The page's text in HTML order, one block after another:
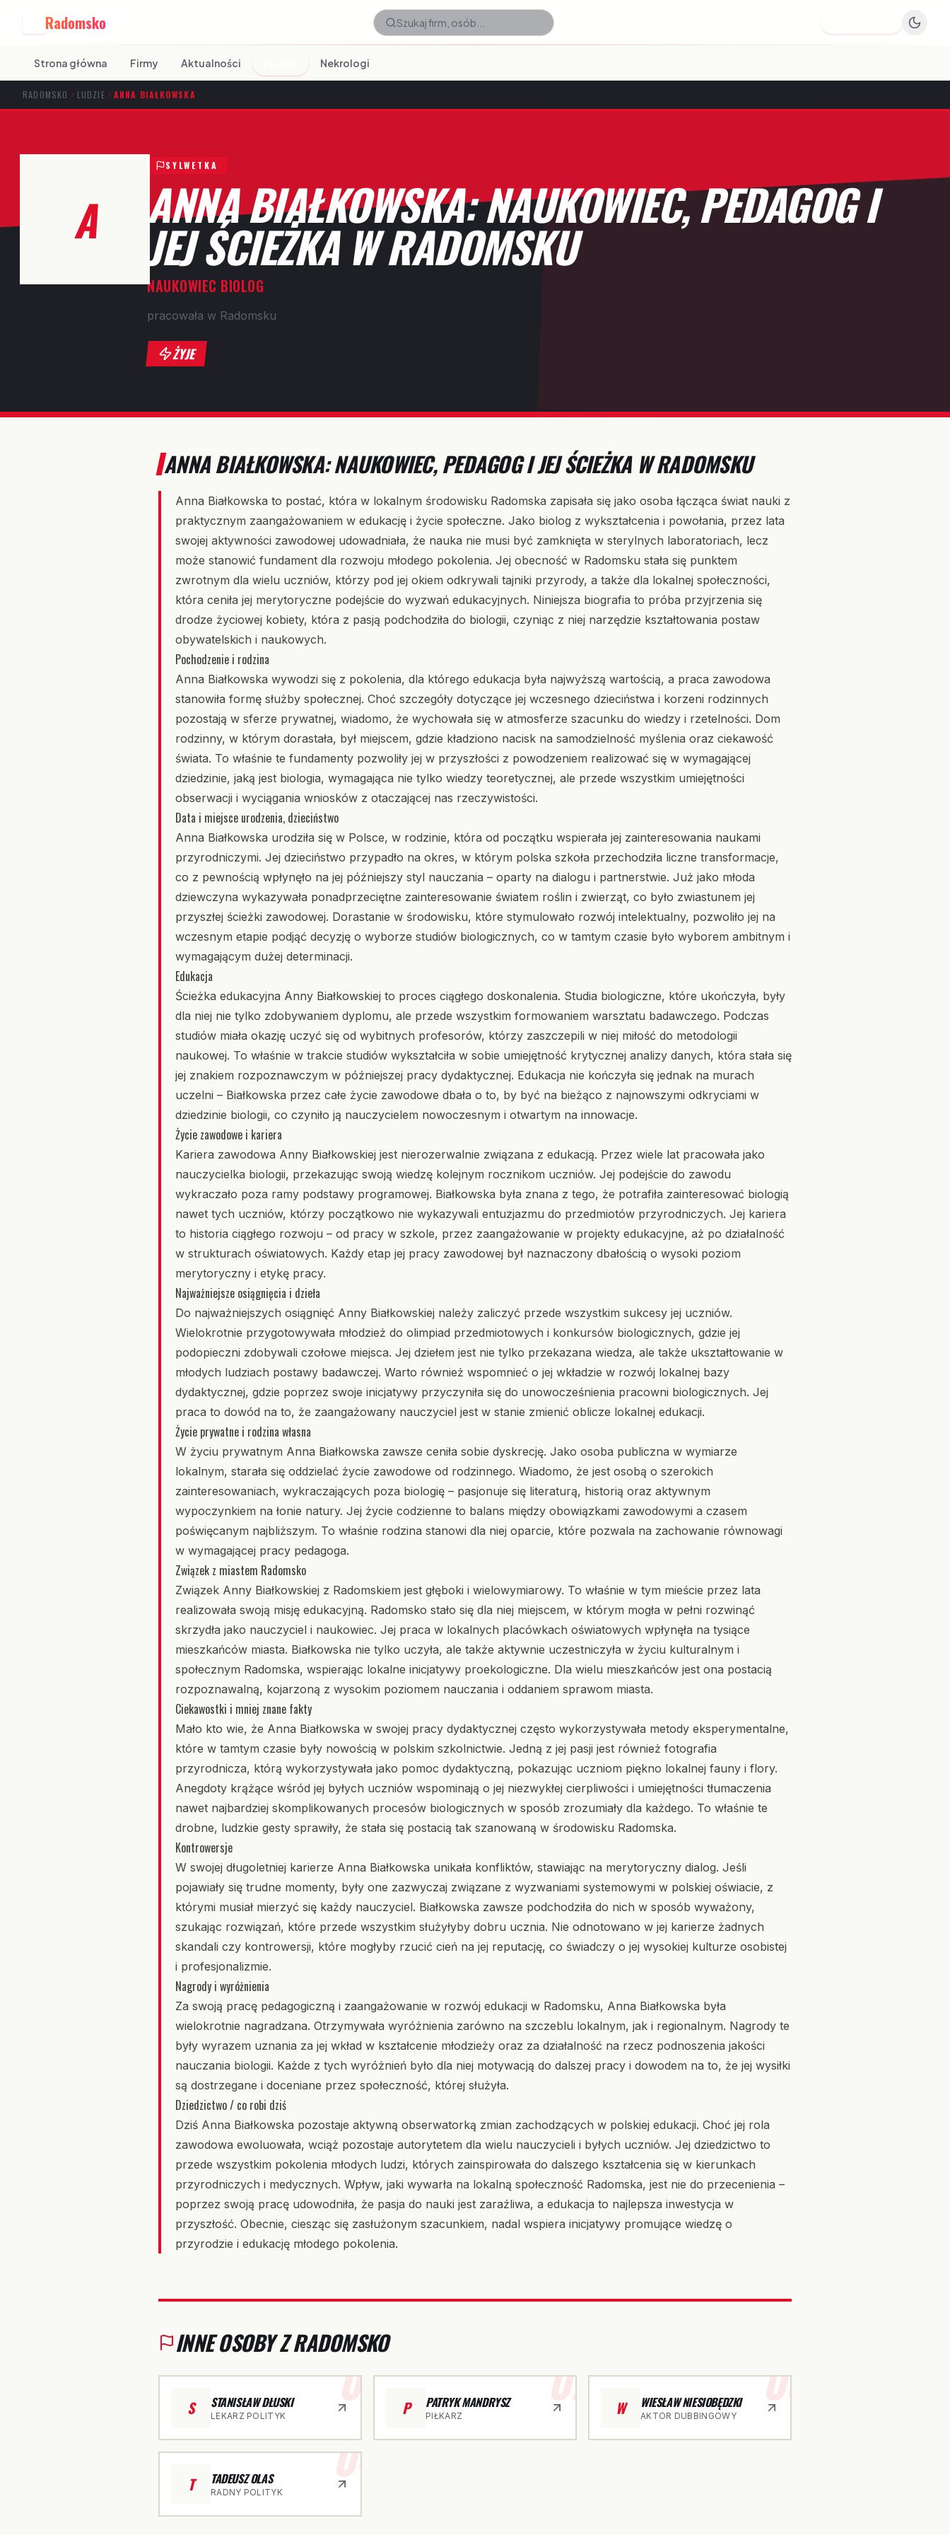
Radomsko
Strona główna Firmy Aktualności Nekrologi
RADOMSKO LUDZIE ANNA BIAŁKOWSKA
A
SYLWETKA
ANNA BIAŁKOWSKA: NAUKOWIEC, PEDAGOG I
JEJ ŚCIEŻKA W RADOMSKU
NAUKOWIEC BIOLOG
pracowała w Radomsku
ŻYJE
ANNA BIAŁKOWSKA: NAUKOWIEC, PEDAGOG I JEJ ŚCIEŻKA W RADOMSKU
Anna Białkowska to postać, która w lokalnym środowisku Radomska zapisała się jako osoba łącząca świat nauki z
praktycznym zaangażowaniem w edukację i życie społeczne. Jako biolog z wykształcenia i powołania, przez lata
swojej aktywności zawodowej udowadniała, że nauka nie musi być zamknięta w sterylnych laboratoriach, lecz
może stanowić fundament dla rozwoju młodego pokolenia. Jej obecność w Radomsku stała się punktem
zwrotnym dla wielu uczniów, którzy pod jej okiem odkrywali tajniki przyrody, a także dla lokalnej społeczności,
która ceniła jej merytoryczne podejście do wyzwań edukacyjnych. Niniejsza biografia to próba przyjrzenia się
drodze życiowej kobiety, która z pasją podchodziła do biologii, czyniąc z niej narzędzie kształtowania postaw
obywatelskich i naukowych.
Pochodzenie i rodzina
Anna Białkowska wywodzi się z pokolenia, dla którego edukacja była najwyższą wartością, a praca zawodowa
stanowiła formę służby społecznej. Choć szczegóły dotyczące jej wczesnego dzieciństwa i korzeni rodzinnych
pozostają w sferze prywatnej, wiadomo, że wychowała się w atmosferze szacunku do wiedzy i rzetelności. Dom
rodzinny, w którym dorastała, był miejscem, gdzie kładziono nacisk na samodzielność myślenia oraz ciekawość
świata. To właśnie te fundamenty pozwoliły jej w przyszłości z powodzeniem realizować się w wymagającej
dziedzinie, jaką jest biologia, wymagająca nie tylko wiedzy teoretycznej, ale przede wszystkim umiejętności
obserwacji i wyciągania wniosków z otaczającej nas rzeczywistości.
Data i miejsce urodzenia, dzieciństwo
Anna Białkowska urodziła się w Polsce, w rodzinie, która od początku wspierała jej zainteresowania naukami
przyrodniczymi. Jej dzieciństwo przypadło na okres, w którym polska szkoła przechodziła liczne transformacje,
co z pewnością wpłynęło na jej późniejszy styl nauczania – oparty na dialogu i partnerstwie. Już jako młoda
dziewczyna wykazywała ponadprzeciętne zainteresowanie światem roślin i zwierząt, co było zwiastunem jej
przyszłej ścieżki zawodowej. Dorastanie w środowisku, które stymulowało rozwój intelektualny, pozwoliło jej na
wczesnym etapie podjąć decyzję o wyborze studiów biologicznych, co w tamtym czasie było wyborem ambitnym i
wymagającym dużej determinacji.
Edukacja
Ścieżka edukacyjna Anny Białkowskiej to proces ciągłego doskonalenia. Studia biologiczne, które ukończyła, były
dla niej nie tylko zdobywaniem dyplomu, ale przede wszystkim formowaniem warsztatu badawczego. Podczas
studiów miała okazję uczyć się od wybitnych profesorów, którzy zaszczepili w niej miłość do metodologii
naukowej. To właśnie w trakcie studiów wykształciła w sobie umiejętność krytycznej analizy danych, która stała się
jej znakiem rozpoznawczym w późniejszej pracy dydaktycznej. Edukacja nie kończyła się jednak na murach
uczelni – Białkowska przez całe życie zawodowe dbała o to, by być na bieżąco z najnowszymi odkryciami w
dziedzinie biologii, co czyniło ją nauczycielem nowoczesnym i otwartym na innowacje.
Życie zawodowe i kariera
Kariera zawodowa Anny Białkowskiej jest nierozerwalnie związana z edukacją. Przez wiele lat pracowała jako
nauczycielka biologii, przekazując swoją wiedzę kolejnym rocznikom uczniów. Jej podejście do zawodu
wykraczało poza ramy podstawy programowej. Białkowska była znana z tego, że potrafiła zainteresować biologią
nawet tych uczniów, którzy początkowo nie wykazywali entuzjazmu do przedmiotów przyrodniczych. Jej kariera
to historia ciągłego rozwoju – od pracy w szkole, przez zaangażowanie w projekty edukacyjne, aż po działalność
w strukturach oświatowych. Każdy etap jej pracy zawodowej był naznaczony dbałością o wysoki poziom
merytoryczny i etykę pracy.
Najważniejsze osiągnięcia i dzieła
Do najważniejszych osiągnięć Anny Białkowskiej należy zaliczyć przede wszystkim sukcesy jej uczniów.
Wielokrotnie przygotowywała młodzież do olimpiad przedmiotowych i konkursów biologicznych, gdzie jej
podopieczni zdobywali czołowe miejsca. Jej dziełem jest nie tylko przekazana wiedza, ale także ukształtowanie w
młodych ludziach postawy badawczej. Warto również wspomnieć o jej wkładzie w rozwój lokalnej bazy
dydaktycznej, gdzie poprzez swoje inicjatywy przyczyniła się do unowocześnienia pracowni biologicznych. Jej
praca to dowód na to, że zaangażowany nauczyciel jest w stanie zmienić oblicze lokalnej edukacji.
Życie prywatne i rodzina własna
W życiu prywatnym Anna Białkowska zawsze ceniła sobie dyskrecję. Jako osoba publiczna w wymiarze
lokalnym, starała się oddzielać życie zawodowe od rodzinnego. Wiadomo, że jest osobą o szerokich
zainteresowaniach, wykraczających poza biologię – pasjonuje się literaturą, historią oraz aktywnym
wypoczynkiem na łonie natury. Jej życie codzienne to balans między obowiązkami zawodowymi a czasem
poświęcanym najbliższym. To właśnie rodzina stanowi dla niej oparcie, które pozwala na zachowanie równowagi
w wymagającej pracy pedagoga.
Związek z miastem Radomsko
Związek Anny Białkowskiej z Radomskiem jest głęboki i wielowymiarowy. To właśnie w tym mieście przez lata
realizowała swoją misję edukacyjną. Radomsko stało się dla niej miejscem, w którym mogła w pełni rozwinąć
skrzydła jako nauczyciel i naukowiec. Jej praca w lokalnych placówkach oświatowych wpłynęła na tysiące
mieszkańców miasta. Białkowska nie tylko uczyła, ale także aktywnie uczestniczyła w życiu kulturalnym i
społecznym Radomska, wspierając lokalne inicjatywy proekologiczne. Dla wielu mieszkańców jest ona postacią
rozpoznawalną, kojarzoną z wysokim poziomem nauczania i oddaniem sprawom miasta.
Ciekawostki i mniej znane fakty
Mało kto wie, że Anna Białkowska w swojej pracy dydaktycznej często wykorzystywała metody eksperymentalne,
które w tamtym czasie były nowością w polskim szkolnictwie. Jedną z jej pasji jest również fotografia
przyrodnicza, którą wykorzystywała jako pomoc dydaktyczną, pokazując uczniom piękno lokalnej fauny i flory.
Anegdoty krążące wśród jej byłych uczniów wspominają o jej niezwykłej cierpliwości i umiejętności tłumaczenia
nawet najbardziej skomplikowanych procesów biologicznych w sposób zrozumiały dla każdego. To właśnie te
drobne, ludzkie gesty sprawiły, że stała się postacią tak szanowaną w środowisku Radomska.
Kontrowersje
W swojej długoletniej karierze Anna Białkowska unikała konfliktów, stawiając na merytoryczny dialog. Jeśli
pojawiały się trudne momenty, były one zazwyczaj związane z wyzwaniami systemowymi w polskiej oświacie, z
którymi musiał mierzyć się każdy nauczyciel. Białkowska zawsze podchodziła do nich w sposób wyważony,
szukając rozwiązań, które przede wszystkim służyłyby dobru ucznia. Nie odnotowano w jej karierze żadnych
skandali czy kontrowersji, które mogłyby rzucić cień na jej reputację, co świadczy o jej wysokiej kulturze osobistej
i profesjonalizmie.
Nagrody i wyróżnienia
Za swoją pracę pedagogiczną i zaangażowanie w rozwój edukacji w Radomsku, Anna Białkowska była
wielokrotnie nagradzana. Otrzymywała wyróżnienia zarówno na szczeblu lokalnym, jak i regionalnym. Nagrody te
były wyrazem uznania za jej wkład w kształcenie młodzieży oraz za działalność na rzecz podnoszenia jakości
nauczania biologii. Każde z tych wyróżnień było dla niej motywacją do dalszej pracy i dowodem na to, że jej wysiłki
są dostrzegane i doceniane przez społeczność, której służyła.
Dziedzictwo / co robi dziś
Dziś Anna Białkowska pozostaje aktywną obserwatorką zmian zachodzących w polskiej edukacji. Choć jej rola
zawodowa ewoluowała, wciąż pozostaje autorytetem dla wielu nauczycieli i byłych uczniów. Jej dziedzictwo to
przede wszystkim pokolenia młodych ludzi, których zainspirowała do dalszego kształcenia się w kierunkach
przyrodniczych i medycznych. Wpływ, jaki wywarła na lokalną społeczność Radomska, jest nie do przecenienia –
poprzez swoją pracę udowodniła, że pasja do nauki jest zaraźliwa, a edukacja to najlepsza inwestycja w
przyszłość. Obecnie, ciesząc się zasłużonym szacunkiem, nadal wspiera inicjatywy promujące wiedzę o
przyrodzie i edukację młodego pokolenia.
INNE OSOBY Z RADOMSKO
01
S STANISŁAW DŁUSKI
LEKARZ POLITYK
02
P PATRYK MANDRYSZ
PIŁKARZ
03
W WIESŁAW NIESIOBĘDZKI
AKTOR DUBBINGOWY
04
T TADEUSZ OLAS
RADNY POLITYK